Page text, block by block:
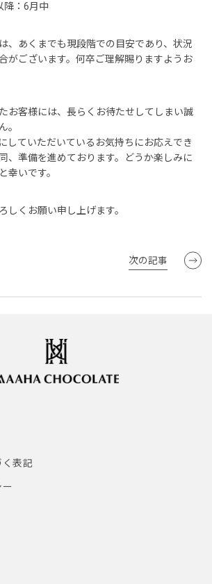
降：6月中
、あくまでも現段階での目安であり、状況
がございます。何卒ご理解賜りますようお
お客様には、長らくお待たせしてしまい誠
。
していただいているお気持ちにお応えでき
、準備を進めております。どうか楽しみに
幸いです。
しくお願い申し上げます。
次の記事
表記